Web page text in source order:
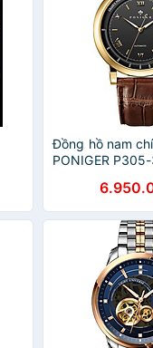
Đồng hồ nam
PONIGER